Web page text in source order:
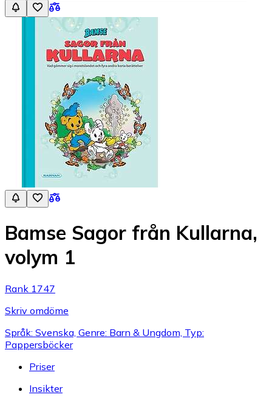
Bamse Sagor från Kullarna,
volym 1
Rank 1747
Skriv omdöme
Språk: Svenska, Genre: Barn & Ungdom, Typ:
Pappersböcker
Priser
Insikter